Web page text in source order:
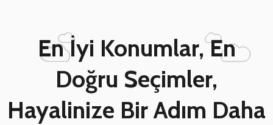
En İyi Konumlar, En
Doğru Seçimler,
Hayalinize Bir Adım Daha